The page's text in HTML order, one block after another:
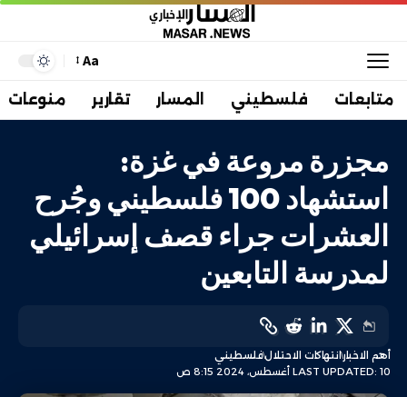
Aa
متابعات فلسطيني المسار تقارير منوعات
مجزرة مروعة في غزة:
استشهاد 100 فلسطيني وجُرح
العشرات جراء قصف إسرائيلي
لمدرسة التابعين
LAST UPDATED: 10 أغسطس، 2024 8:15 ص
أهم الاخبارانتهاكات الاحتلالفلسطيني